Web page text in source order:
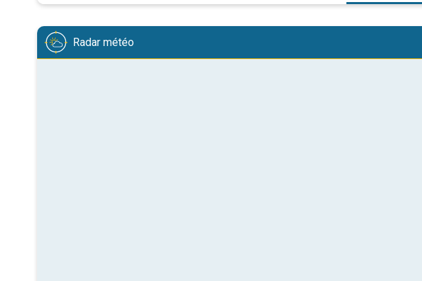
Radar météo